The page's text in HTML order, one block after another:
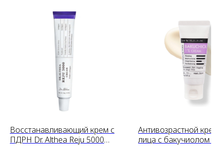
Восстанавливающий крем с
ПДРН Dr. Althea Reju 5000
Антивозрастной крем
лица с бакучиолом